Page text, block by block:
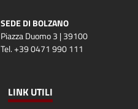
SEDE DI BOLZANO
Piazza Duomo 3 | 39100
Tel. +39 0471 990 111
LINK UTILI